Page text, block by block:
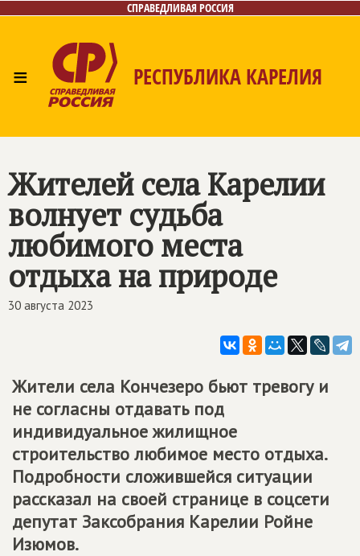
СПРАВЕДЛИВАЯ РОССИЯ
≡ РЕСПУБЛИКА КАРЕЛИЯ
Контакты
Жителей села Карелии
волнует судьба
любимого места
отдыха на природе
30 августа 2023
Жители села Кончезеро бьют тревогу и
не согласны отдавать под
индивидуальное жилищное
строительство любимое место отдыха.
Подробности сложившейся ситуации
рассказал на своей странице в соцсети
депутат Заксобрания Карелии Ройне
Изюмов.